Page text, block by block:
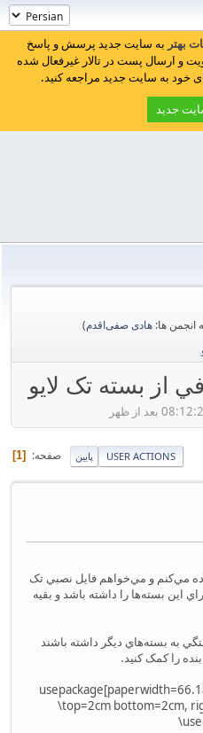
بهتر به سایت جدید پرسش و پاسخ
و ارسال پست در تالار غیرفعال شده
به سایت جدید مراجعه کنید.
جدید
ها: هادی صفی‌اقدم)
از بسته تک لايو
پایین صفحه 1 USER ACTIONS
مي‌کنم و مي‌خواهم فايل نصبي تک
اين بسته‌ها را داشته باشد و بقيه
به بسته‌هاي ديگر داشته باشند
را کمک کنيد.
‎top=2cm ‎bottom=2cm‎,